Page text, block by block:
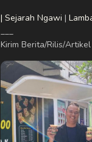
| Sejarah Ngawi |
___
Kirim Berita/Rilis/